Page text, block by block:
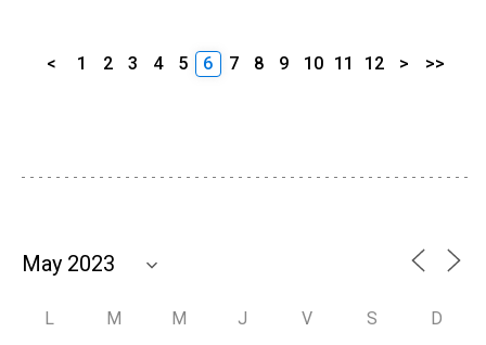
< 1 2 3 4 5 6 7 8 9 10 11 12 > >>
L M M J V S D